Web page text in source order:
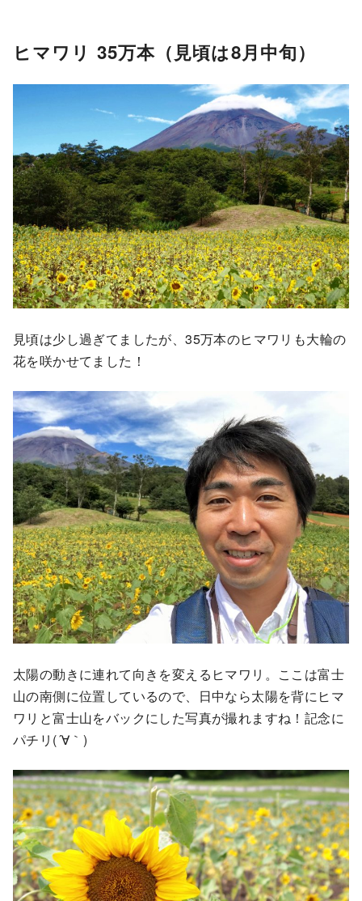
ヒマワリ 35万本（見頃は8月中旬）
見頃は少し過ぎてましたが、35万本のヒマワリも大輪の
花を咲かせてました！
太陽の動きに連れて向きを変えるヒマワリ。ここは富士
山の南側に位置しているので、日中なら太陽を背にヒマ
ワリと富士山をバックにした写真が撮れますね！記念に
パチリ(´∀｀)